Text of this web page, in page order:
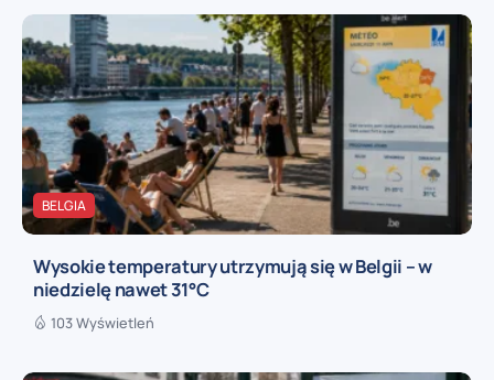
BELGIA
Wysokie temperatury utrzymują się w Belgii – w
niedzielę nawet 31°C
103 Wyświetleń